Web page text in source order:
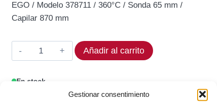
Gestionar consentimiento
original
79,61€.64,45€.
EGO / Modelo 378711 / 360°C / Sonda 65 mm /
Capilar 870 mm
Termostato
EGO
Añadir al carrito
En stock
¡Envíos en 24 / 72 horas!